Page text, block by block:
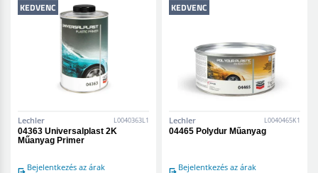
KEDVENC
Lechler L0040363L1
04363 Universalplast 2K
Műanyag Primer
Bejelentkezés az árak
KEDVENC
Lechler L0040465K1
04465 Polydur Műanyag
Bejelentkezés az árak